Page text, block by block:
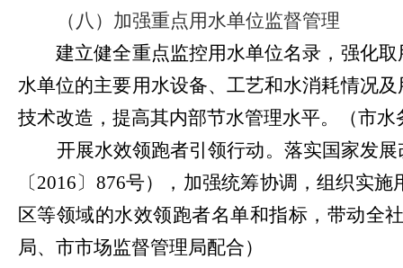
（八）加强重点用水单位监督管理
建立健全重点监控用水单位名录，强化取
水单位的主要用水设备、工艺和水消耗情况
技术改造，提高其内部节水管理水平。（市
开展水效领跑者引领行动。落实国家发
〔2016〕 876号），加强统筹协调，组织实
区等领域的水效领跑者名单和指标，带动全
局、市市场监督管理局配合）